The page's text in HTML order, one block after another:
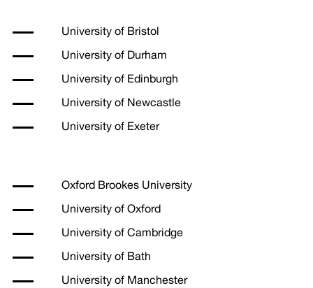
University of Bristol
University of Durham
University of Edinburgh
University of Newcastle
University of Exeter
Oxford Brookes University
University of Oxford
University of Cambridge
University of Bath
University of Manchester